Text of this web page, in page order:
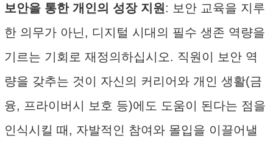
보안을 통한 개인의 성장 지원 : 보안 교육을 지루
한 의무가 아닌, 디지털 시대의 필수 생존 역량을
기르는 기회로 재정의하십시오. 직원이 보안 역
량을 갖추는 것이 자신의 커리어와 개인 생활(금
융, 프라이버시 보호 등)에도 도움이 된다는 점을
인식시킬 때, 자발적인 참여와 몰입을 이끌어낼